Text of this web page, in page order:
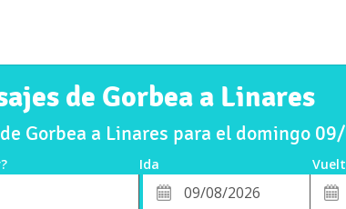
de Gorbea a Linares
Gorbea a Linares para el domingo
Ida
Fecha
Fecha
de